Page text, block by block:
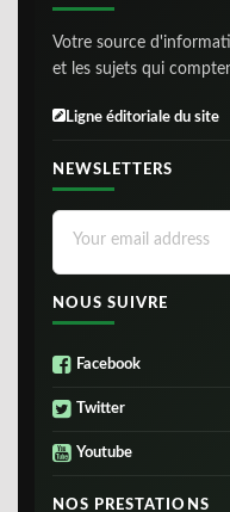
Votre source
et les sujets qui
Ligne éditoriale du site
NEWSLETTERS
NOUS SUIVRE
Facebook
Twitter
Youtube
NOS PRESTATIONS